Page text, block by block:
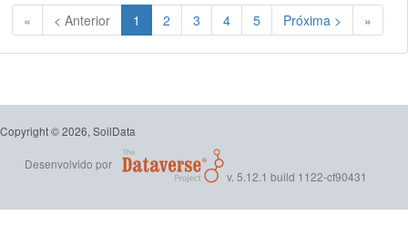
« < Anterior 1 (Atual)
2 3 4 5 Próxima > »
Copyright © 2026, SoilData
Desenvolvido por
v. 5.12.1 build 1122-cf90431